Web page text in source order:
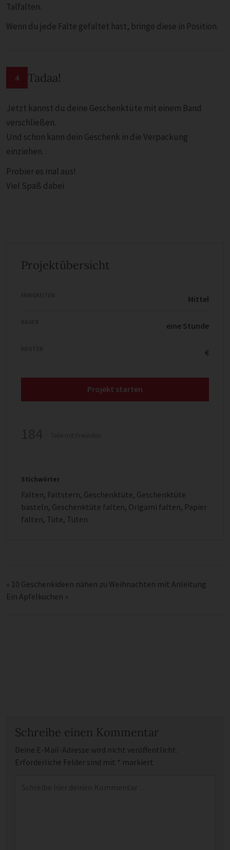
Talfalten.
Wenn du jede Falte gefaltet hast, bringe diese in Position.
4 Tadaa!
Jetzt kannst du deine Geschenktüte mit einem Band
verschließen.
Und schon kann dein Geschenk in die Verpackung
einziehen.
Probier es mal aus!
Viel Spaß dabei
Projektübersicht
Mittel
eine Stunde
€
Projekt starten
Stichwörter
Falten, Faltstern, Geschenktüte, Geschenktüte
basteln, Geschenktüte falten, Origami falten, Papier
falten, Tüte, Tüten
« 10 Geschenkideen nähen zu Weihnachten mit Anleitung
Ein Apfelkuchen »
Schreibe einen Kommentar
Deine E-Mail-Adresse wird nicht veröffentlicht.
Erforderliche Felder sind mit * markiert